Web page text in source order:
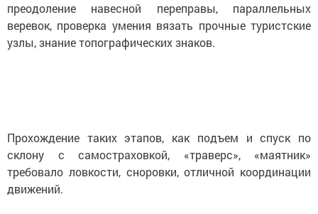
преодоление навесной переправы, параллельных
веревок, проверка умения вязать прочные туристские
узлы, знание топографических знаков.
Прохождение таких этапов, как подъем и спуск по
склону с самостраховкой, «траверс», «маятник»
требовало ловкости, сноровки, отличной координации
движений.